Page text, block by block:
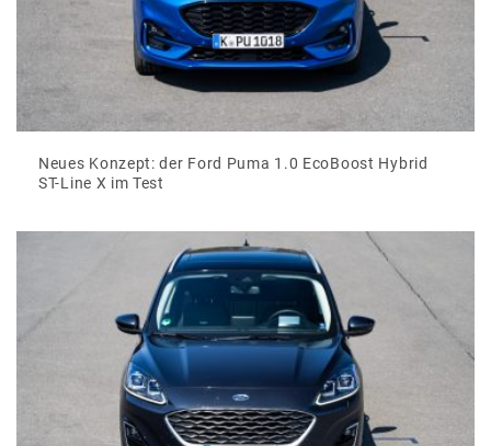
Neues Konzept: der Ford Puma 1.0 EcoBoost Hybrid
ST-Line X im Test